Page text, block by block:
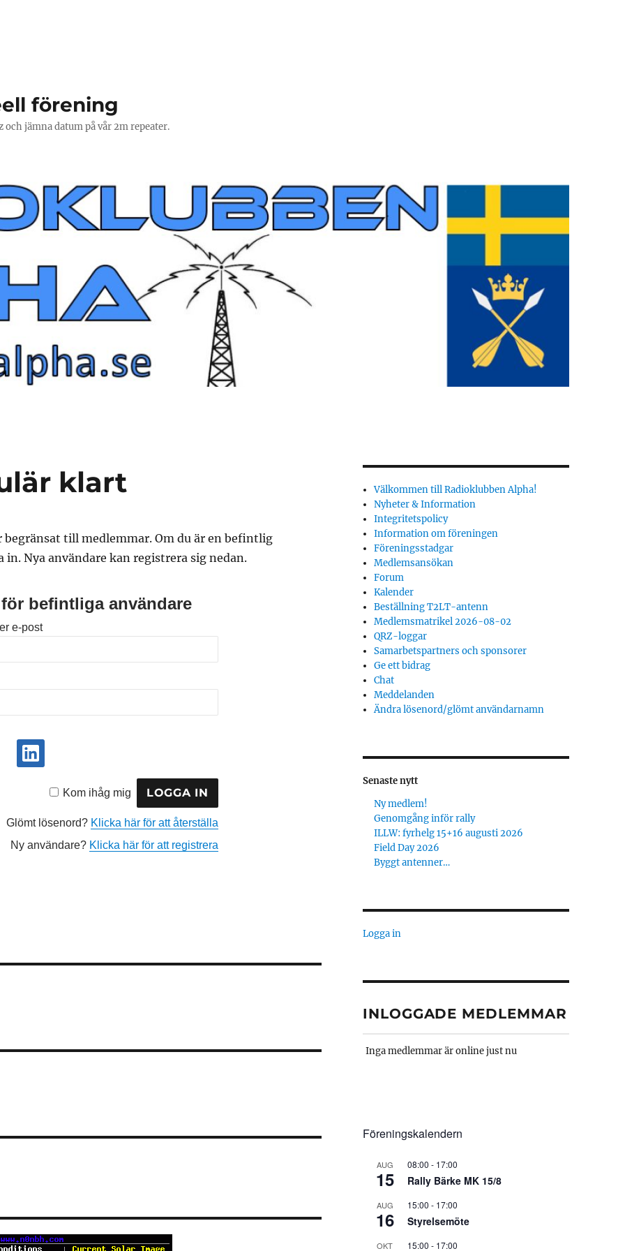
förening
jämna datum på vår 2m repeater.
klart
begränsat till medlemmar. Om du är en befintlig
in. Nya användare kan registrera sig nedan.
befintliga användare
e-post
Kom ihåg mig
Glömt lösenord? Klicka här för att återställa
Ny användare? Klicka här för att registrera
Välkommen till Radioklubben Alpha!
Nyheter & Information
Integritetspolicy
Information om föreningen
Föreningsstadgar
Medlemsansökan
Forum
Kalender
Beställning T2LT-antenn
Medlemsmatrikel 2026-08-02
QRZ-loggar
Samarbetspartners och sponsorer
Ge ett bidrag
Chat
Meddelanden
Ändra lösenord/glömt användarnamn
Senaste nytt
Ny medlem!
Genomgång inför rally
ILLW: fyrhelg 15+16 augusti 2026
Field Day 2026
Byggt antenner…
Logga in
INLOGGADE MEDLEMMAR
Inga medlemmar är online just nu
Föreningskalendern
AUG
15
08:00 - 17:00
Rally Bärke MK 15/8
AUG
16
15:00 - 17:00
Styrelsemöte
OKT 15:00 - 17:00